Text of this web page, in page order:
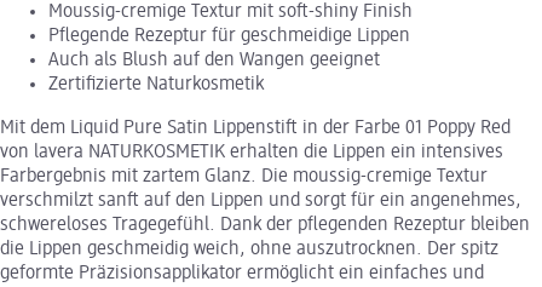
Moussig-cremige Textur mit soft-shiny Finish
Pflegende Rezeptur für geschmeidige Lippen
Auch als Blush auf den Wangen geeignet
Zertifizierte Naturkosmetik
Mit dem Liquid Pure Satin Lippenstift in der Farbe 01 Poppy Red
von lavera NATURKOSMETIK erhalten die Lippen ein intensives
Farbergebnis mit zartem Glanz. Die moussig-cremige Textur
verschmilzt sanft auf den Lippen und sorgt für ein angenehmes,
schwereloses Tragegefühl. Dank der pflegenden Rezeptur bleiben
die Lippen geschmeidig weich, ohne auszutrocknen. Der spitz
geformte Präzisionsapplikator ermöglicht ein einfaches und